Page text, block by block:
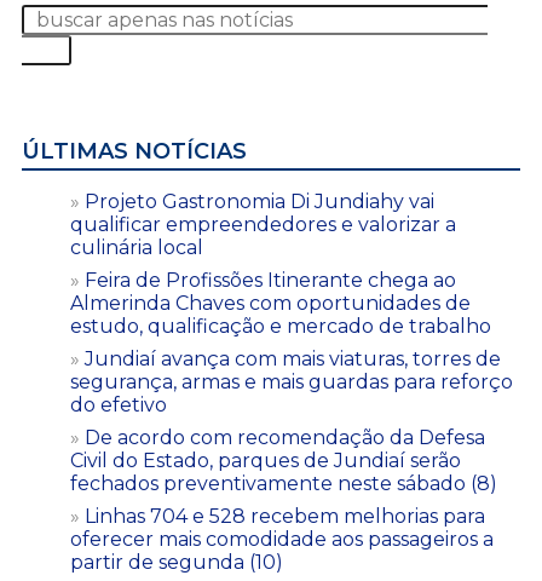
ÚLTIMAS NOTÍCIAS
Projeto Gastronomia Di Jundiahy vai
qualificar empreendedores e valorizar a
culinária local
Feira de Profissões Itinerante chega ao
Almerinda Chaves com oportunidades de
estudo, qualificação e mercado de trabalho
Jundiaí avança com mais viaturas, torres de
segurança, armas e mais guardas para reforço
do efetivo
De acordo com recomendação da Defesa
Civil do Estado, parques de Jundiaí serão
fechados preventivamente neste sábado (8)
Linhas 704 e 528 recebem melhorias para
oferecer mais comodidade aos passageiros a
partir de segunda (10)